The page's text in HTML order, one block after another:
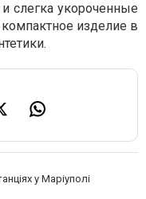
слегка укороченные
изделие в
у Маріуполі